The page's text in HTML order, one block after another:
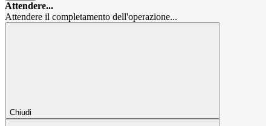
Attendere...
Attendere il completamento dell'operazione...
Chiudi